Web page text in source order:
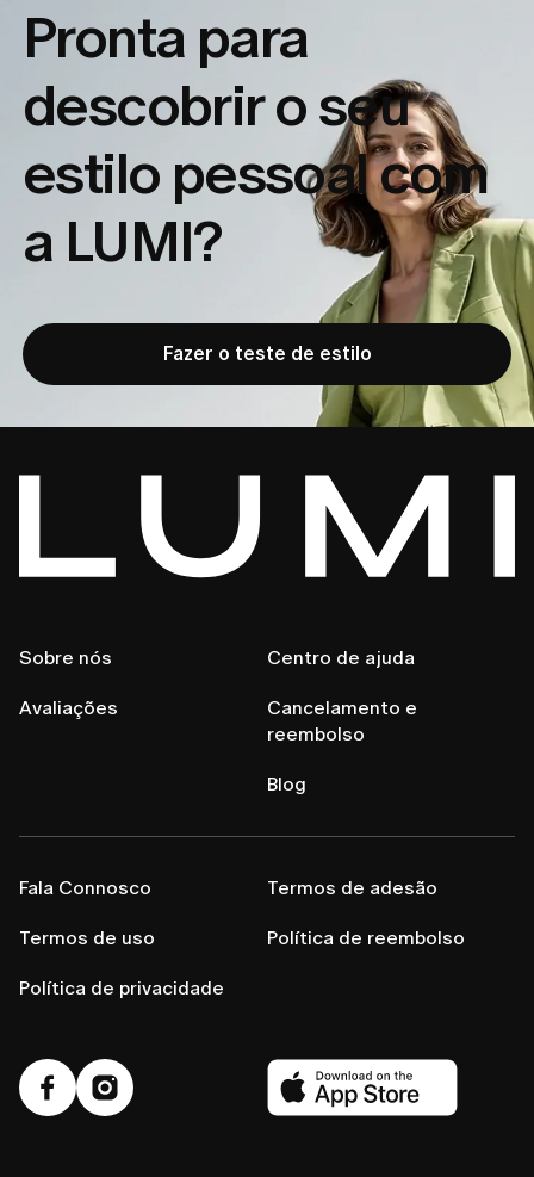
Pronta para
descobrir o seu
estilo pessoal com
a LUMI?
Fazer o teste de estilo
Sobre nós
Avaliações
Centro de ajuda
Cancelamento e
reembolso
Blog
Fala Connosco
Termos de uso
Política de privacidade
Termos de adesão
Política de reembolso